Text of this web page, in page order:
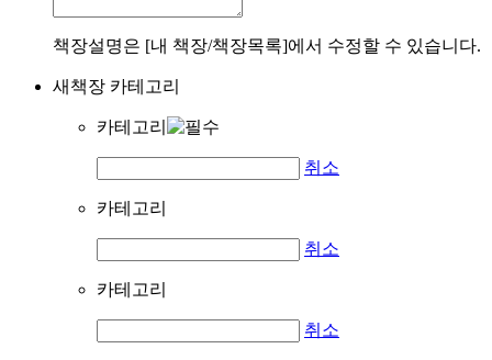
책장설명은 [내 책장/책장목록]에서 수정할 수 있습니다.
새책장 카테고리
카테고리
취소
카테고리
취소
카테고리
취소